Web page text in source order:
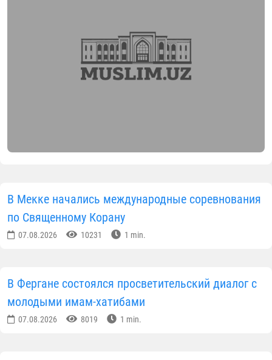
В Мекке начались международные соревнования
по Священному Корану
07.08.2026 10231 1 min.
В Фергане состоялся просветительский диалог с
молодыми имам-хатибами
07.08.2026 8019 1 min.